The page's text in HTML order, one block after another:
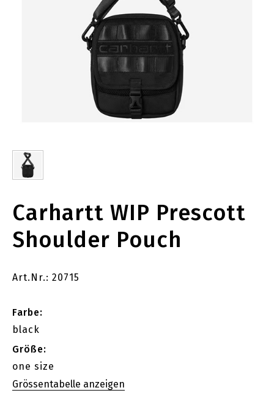
Carhartt WIP Prescott
Shoulder Pouch
Art.Nr.: 20715
Farbe:
black
Größe:
one size